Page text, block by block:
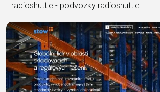
radioshuttle - podvozky radioshuttle